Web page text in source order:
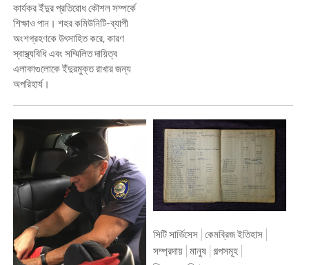
কার্যকর ইঁদুর প্রতিরোধ কৌশল সম্পর্কে
শিক্ষাও পান। শহর কমিউনিটি-ব্যাপী
অংশগ্রহণকে উৎসাহিত করে, কারণ
স্বাস্থ্যবিধি এবং সম্মিলিত দায়িত্ব
এলাকাগুলোকে ইঁদুরমুক্ত রাখার জন্য
অপরিহার্য।
সিটি সার্ভিসেস কেমব্রিজ ইতিহাস
সম্প্রদায় মানুষ গল্পসমূহ